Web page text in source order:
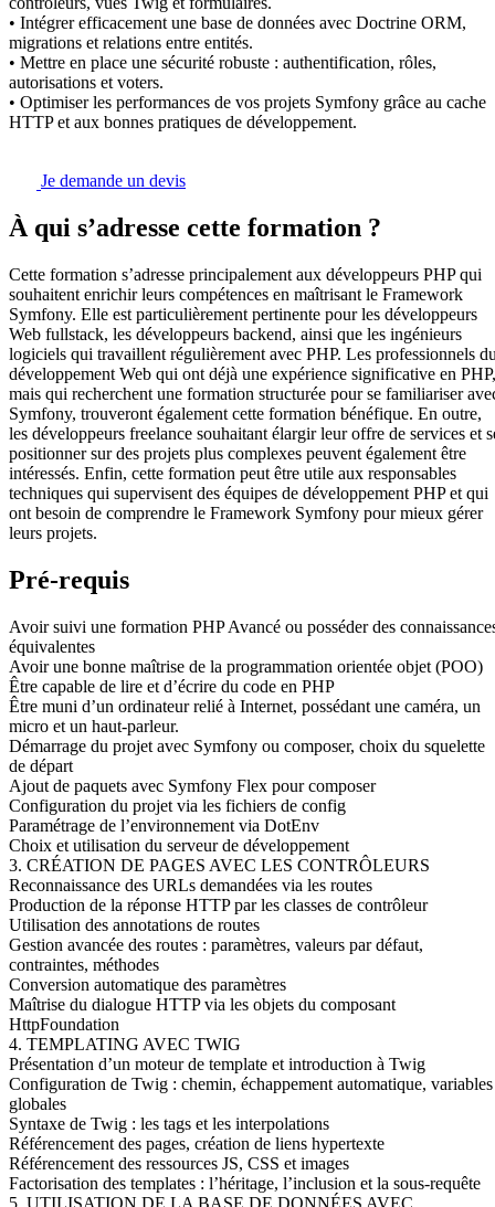
• Intégrer efficacement une base de données avec Doctrine ORM,
migrations et relations entre entités.
• Mettre en place une sécurité robuste : authentification, rôles,
autorisations et voters.
• Optimiser les performances de vos projets Symfony grâce au cache
HTTP et aux bonnes pratiques de développement.
Je demande un devis
À qui s’adresse cette formation ?
Cette formation s’adresse principalement aux développeurs PHP qui
souhaitent enrichir leurs compétences en maîtrisant le Framework
Symfony. Elle est particulièrement pertinente pour les développeurs
Web fullstack, les développeurs backend, ainsi que les ingénieurs
logiciels qui travaillent régulièrement avec PHP. Les professionnels
développement Web qui ont déjà une expérience significative en PHP,
mais qui recherchent une formation structurée pour se familiariser
Symfony, trouveront également cette formation bénéfique. En outre,
les développeurs freelance souhaitant élargir leur offre de services et
positionner sur des projets plus complexes peuvent également être
intéressés. Enfin, cette formation peut être utile aux responsables
techniques qui supervisent des équipes de développement PHP et qui
ont besoin de comprendre le Framework Symfony pour mieux gérer
leurs projets.
Pré-requis
Avoir suivi une formation PHP Avancé ou posséder des
équivalentes
Avoir une bonne maîtrise de la programmation orientée objet (POO)
Être capable de lire et d’écrire du code en PHP
Être muni d’un ordinateur relié à Internet, possédant une caméra, un
micro et un haut-parleur.
Démarrage du projet avec Symfony ou composer, choix du squelette
de départ
Ajout de paquets avec Symfony Flex pour composer
Configuration du projet via les fichiers de config
Paramétrage de l’environnement via DotEnv
Choix et utilisation du serveur de développement
3. CRÉATION DE PAGES AVEC LES CONTRÔLEURS
Reconnaissance des URLs demandées via les routes
Production de la réponse HTTP par les classes de contrôleur
Utilisation des annotations de routes
Gestion avancée des routes : paramètres, valeurs par défaut,
contraintes, méthodes
Conversion automatique des paramètres
Maîtrise du dialogue HTTP via les objets du composant
HttpFoundation
4. TEMPLATING AVEC TWIG
Présentation d’un moteur de template et introduction à Twig
Configuration de Twig : chemin, échappement automatique, variables
globales
Syntaxe de Twig : les tags et les interpolations
Référencement des pages, création de liens hypertexte
Référencement des ressources JS, CSS et images
Factorisation des templates : l’héritage, l’inclusion et la sous-requête
5. UTILISATION DE LA BASE DE DONNÉES AVEC